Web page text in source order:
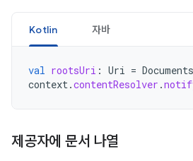
Kotlin 자바
val rootsUri : Uri =
context.contentResolver .
제공자에 문서 나열